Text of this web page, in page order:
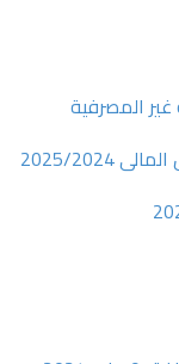
غير المصرفية
2024